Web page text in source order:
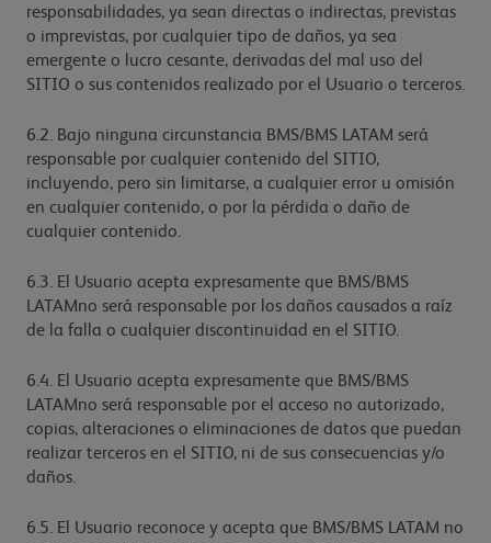
responsabilidades, ya sean directas o indirectas, previstas
o imprevistas, por cualquier tipo de daños, ya sea
emergente o lucro cesante, derivadas del mal uso del
SITIO o sus contenidos realizado por el Usuario o terceros.
6.2. Bajo ninguna circunstancia BMS/BMS LATAM será
responsable por cualquier contenido del SITIO,
incluyendo, pero sin limitarse, a cualquier error u omisión
en cualquier contenido, o por la pérdida o daño de
cualquier contenido.
6.3. El Usuario acepta expresamente que BMS/BMS
LATAMno será responsable por los daños causados a raíz
de la falla o cualquier discontinuidad en el SITIO.
6.4. El Usuario acepta expresamente que BMS/BMS
LATAMno será responsable por el acceso no autorizado,
copias, alteraciones o eliminaciones de datos que puedan
realizar terceros en el SITIO, ni de sus consecuencias y/o
daños.
6.5. El Usuario reconoce y acepta que BMS/BMS LATAM no